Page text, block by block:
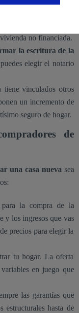
no financiada.
la escritura de la
elegir el notario
tiene vinculados otros
un incremento de
seguro de hogar.
de
una casa nueva sea
para la compra de la
y los ingresos que vas
precios para elegir la
tu hogar. La oferta
en juego que
las garantías que
estructurales hasta de